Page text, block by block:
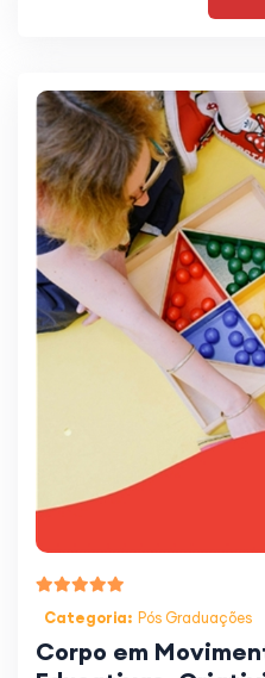
Categoria: Pós Graduações
Corpo em